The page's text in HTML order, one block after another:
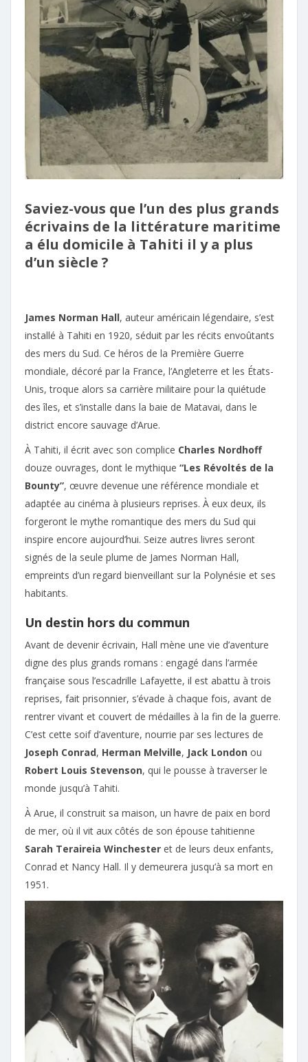
Saviez-vous que l’un des plus grands
écrivains de la littérature maritime
a élu domicile à Tahiti il y a plus
d’un siècle ?
James Norman Hall, auteur américain légendaire, s’est
installé à Tahiti en 1920, séduit par les récits envoûtants
des mers du Sud. Ce héros de la Première Guerre
mondiale, décoré par la France, l’Angleterre et les États-
Unis, troque alors sa carrière militaire pour la quiétude
des îles, et s’installe dans la baie de Matavai, dans le
district encore sauvage d’Arue.
À Tahiti, il écrit avec son complice Charles Nordhoff
douze ouvrages, dont le mythique “Les Révoltés de la
Bounty”, œuvre devenue une référence mondiale et
adaptée au cinéma à plusieurs reprises. À eux deux, ils
forgeront le mythe romantique des mers du Sud qui
inspire encore aujourd’hui. Seize autres livres seront
signés de la seule plume de James Norman Hall,
empreints d’un regard bienveillant sur la Polynésie et ses
habitants.
Un destin hors du commun
Avant de devenir écrivain, Hall mène une vie d’aventure
digne des plus grands romans : engagé dans l’armée
française sous l’escadrille Lafayette, il est abattu à trois
reprises, fait prisonnier, s’évade à chaque fois, avant de
rentrer vivant et couvert de médailles à la fin de la guerre.
C’est cette soif d’aventure, nourrie par ses lectures de
Joseph Conrad, Herman Melville, Jack London ou
Robert Louis Stevenson, qui le pousse à traverser le
monde jusqu’à Tahiti.
À Arue, il construit sa maison, un havre de paix en bord
de mer, où il vit aux côtés de son épouse tahitienne
Sarah Teraireia Winchester et de leurs deux enfants,
Conrad et Nancy Hall. Il y demeurera jusqu’à sa mort en
1951.